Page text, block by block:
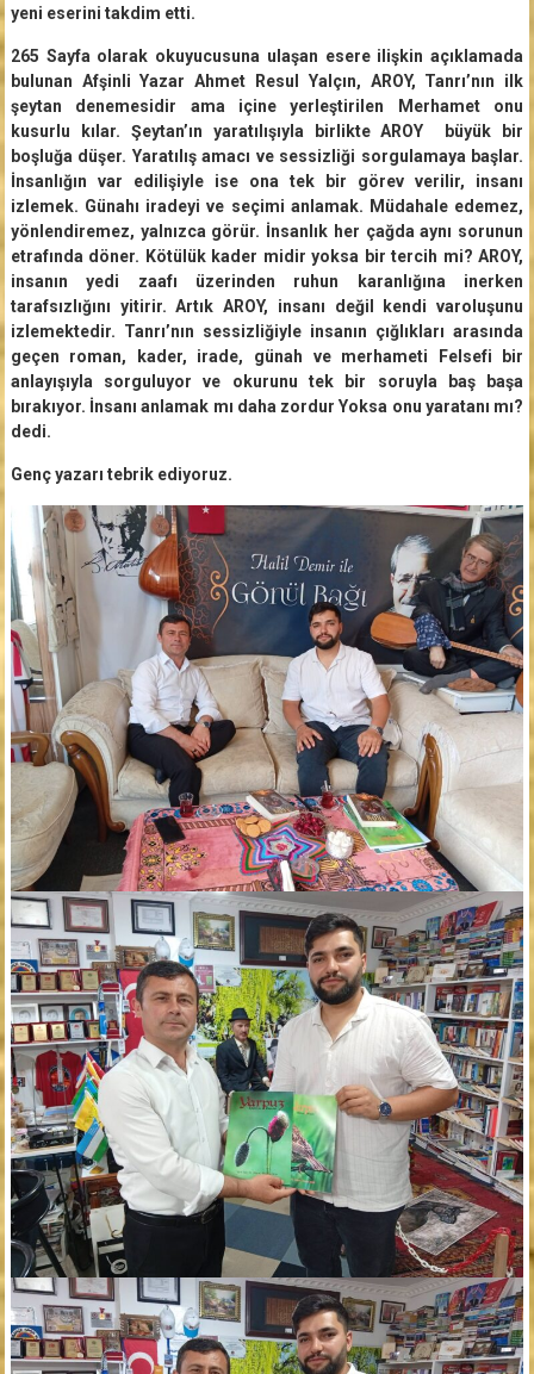
yeni eserini takdim etti.
265 Sayfa olarak okuyucusuna ulaşan esere ilişkin açıklamada
bulunan Afşinli Yazar Ahmet Resul Yalçın, AROY, Tanrı’nın ilk
şeytan denemesidir ama içine yerleştirilen Merhamet onu
kusurlu kılar. Şeytan’ın yaratılışıyla birlikte AROY büyük bir
boşluğa düşer. Yaratılış amacı ve sessizliği sorgulamaya başlar.
İnsanlığın var edilişiyle ise ona tek bir görev verilir, insanı
izlemek. Günahı iradeyi ve seçimi anlamak. Müdahale edemez,
yönlendiremez, yalnızca görür. İnsanlık her çağda aynı sorunun
etrafında döner. Kötülük kader midir yoksa bir tercih mi? AROY,
insanın yedi zaafı üzerinden ruhun karanlığına inerken
tarafsızlığını yitirir. Artık AROY, insanı değil kendi varoluşunu
izlemektedir. Tanrı’nın sessizliğiyle insanın çığlıkları arasında
geçen roman, kader, irade, günah ve merhameti Felsefi bir
anlayışıyla sorguluyor ve okurunu tek bir soruyla baş başa
bırakıyor. İnsanı anlamak mı daha zordur Yoksa onu yaratanı mı?
dedi.
Genç yazarı tebrik ediyoruz.